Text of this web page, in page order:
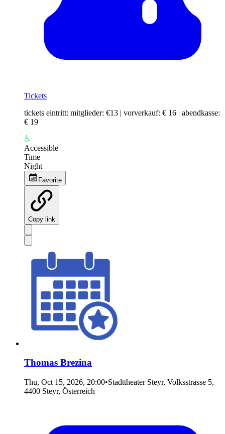
Tickets
tickets eintritt: mitglieder: €13 | vorverkauf: € 16 | abendkasse:
€ 19
Accessible
Time
Night
Favorite
Copy link
Thomas Brezina
Thu, Oct 15, 2026, 20:00•Stadttheater Steyr, Volksstrasse 5,
4400 Steyr, Österreich